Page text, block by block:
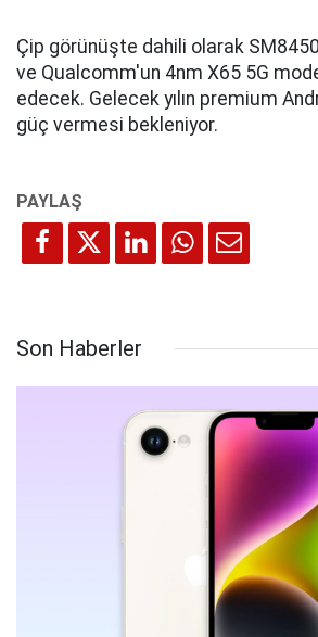
Çip görünüşte dahili olarak
ve Qualcomm'un 4nm X65 5G
edecek. Gelecek yılın premium
güç vermesi bekleniyor.
Son Haberler